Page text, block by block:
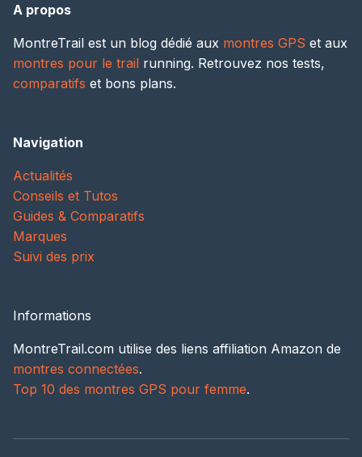
A propos
MontreTrail est un blog dédié aux montres GPS et aux
montres pour le trail running. Retrouvez nos tests,
comparatifs et bons plans.
Navigation
Actualités
Conseils et Tutos
Guides & Comparatifs
Marques
Suivi des prix
Informations
MontreTrail.com utilise des liens affiliation Amazon de
montres connectées.
Top 10 des montres GPS pour femme.